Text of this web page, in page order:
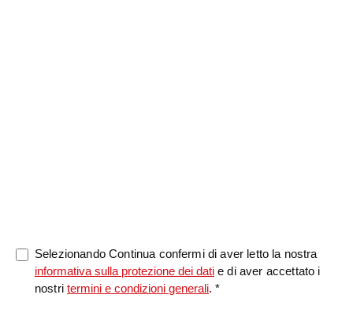
Selezionando Continua confermi di aver letto la nostra
informativa sulla protezione dei dati e di aver accettato i
nostritermini e condizioni generali. *